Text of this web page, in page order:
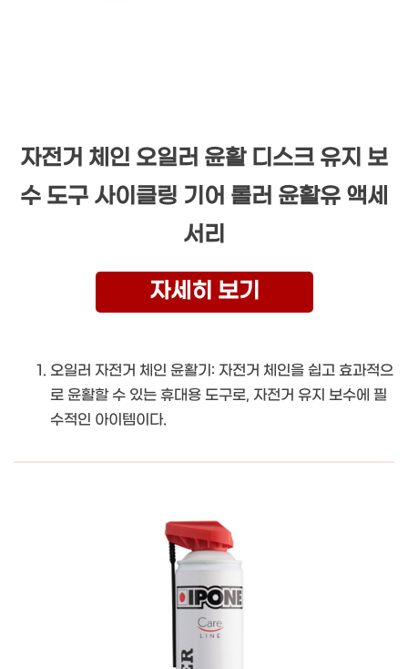
자전거 체인 오일러 윤활 디스크 유지 보
수 도구 사이클링 기어 롤러 윤활유 액세
서리
자세히 보기
오일러 자전거 체인 윤활기: 자전거 체인을 쉽고 효과적으
로 윤활할 수 있는 휴대용 도구로, 자전거 유지 보수에 필
수적인 아이템이다.